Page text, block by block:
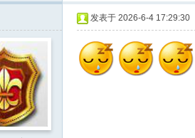
发表于 2026-6-4 17:29:30